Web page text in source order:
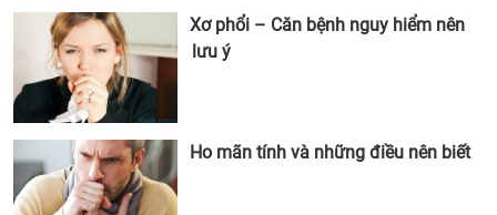
Xơ phổi – Căn bệnh nguy hiểm nên
lưu ý
Ho mãn tính và những điều nên biết